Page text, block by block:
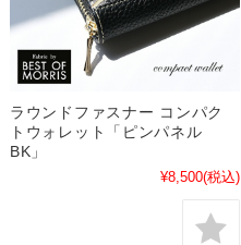
ラウンドファスナー コンパク
トウォレット「ピンパネル
BK」
¥8,500(税込)